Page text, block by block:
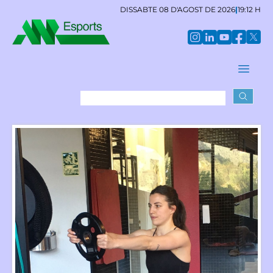
DISSABTE 08 D'AGOST DE 2026|19:12 H